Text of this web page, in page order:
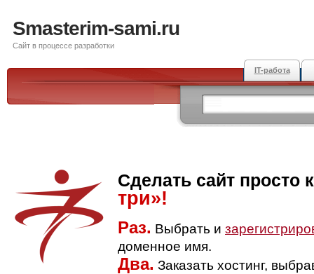
Smasterim-sami.ru
Сайт в процессе разработки
IT-работа
Сделать сайт просто
три»!
Раз. Выбрать и
доменное имя.
Два. Заказать хостинг,